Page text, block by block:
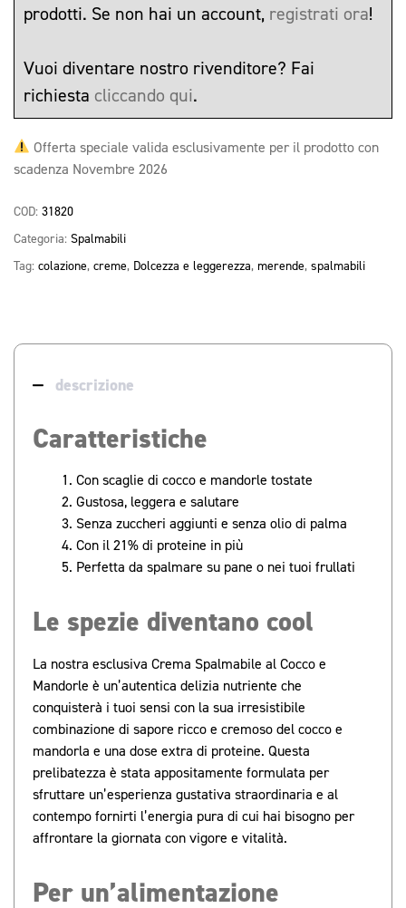
prodotti. Se non hai un account, registrati ora!
Vuoi diventare nostro rivenditore? Fai
richiesta cliccando qui.
Offerta speciale valida esclusivamente per il prodotto con
scadenza Novembre 2026
COD: 31820
Categoria: Spalmabili
Tag: colazione, creme, Dolcezza e leggerezza, merende, spalmabili
descrizione
Caratteristiche
Con scaglie di cocco e mandorle tostate
Gustosa, leggera e salutare
Senza zuccheri aggiunti e senza olio di palma
Con il 21% di proteine ​​in più
Perfetta da spalmare su pane o nei tuoi frullati
Le spezie diventano cool
La nostra esclusiva Crema Spalmabile al Cocco e
Mandorle è un’autentica delizia nutriente che
conquisterà i tuoi sensi con la sua irresistibile
combinazione di sapore ricco e cremoso del cocco e
mandorla e una dose extra di proteine. Questa
prelibatezza è stata appositamente formulata per
sfruttare un’esperienza gustativa straordinaria e al
contempo fornirti l’energia pura di cui hai bisogno per
affrontare la giornata con vigore e vitalità.
Per un’alimentazione